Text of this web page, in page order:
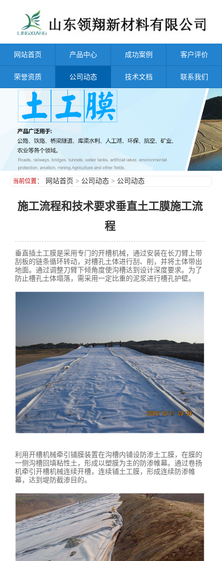
网站首页 产品中心 成功案例 客户评价
荣誉资质 公司动态 技术文档 联系我们
当前位置 ： 网站首页 > 公司动态 > 公司动态
施工流程和技术要求垂直土工膜施工流
程
垂直插土工膜是采用专门的开槽机械，通过安装在长刀臂上带
刮板的链条循环转动，对槽孔土体进行刮、削，并将土体带出
地面。通过调整刀臂下倾角度使沟槽达到设计深度要求。为了
防止槽孔土体塌落，需采用一定比重的泥浆进行槽孔护壁。
利用开槽机械牵引铺膜装置在沟槽内铺设防渗土工膜，在膜的
一侧沟槽回填粘性土，形成以塑膜为主的防渗帷幕。通过卷扬
机牵引开槽机械连续开槽，连续铺土工膜，形成连续防渗帷
幕，达到堤防截渗目的。